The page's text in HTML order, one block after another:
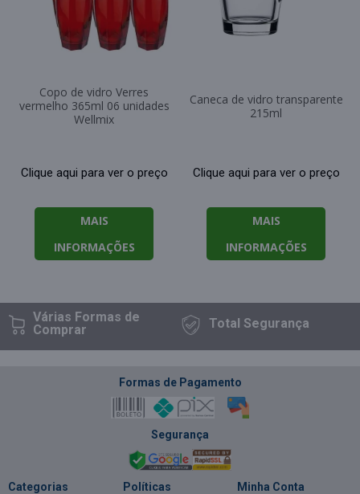
Copo de vidro Verres
vermelho 365ml 06 unidades
Wellmix
Clique aqui para ver o preço
MAIS
INFORMAÇÕES
Caneca de vidro transparente
215ml
Clique aqui para ver o preço
MAIS
INFORMAÇÕES
Várias Formasde
Comprar
TotalSegurança
Formas de Pagamento
Segurança
Categorias Políticas Minha Conta